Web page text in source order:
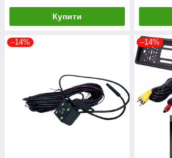
Купити
–14% –14%